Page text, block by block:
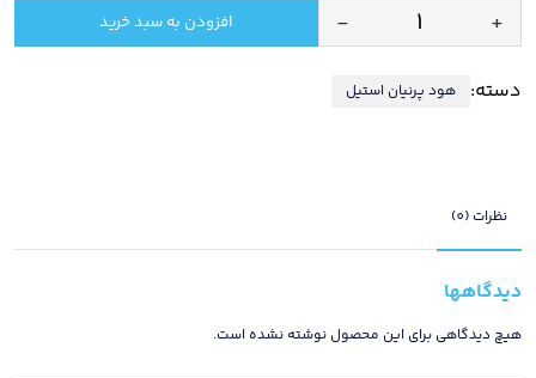
هود
توکار
6601
/
دارای
24
ماه
+
- افزودن به سبد خرید
دسته: هود پرنیان استیل
نظرات (0)
دیدگاهها
هیچ دیدگاهی برای این محصول نوشته نشده است.